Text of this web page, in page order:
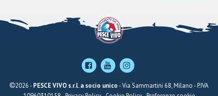
2026 - PESCE VIVO s.r.l. a socio unico - Via Sammartini 68, Milano - P.IVA